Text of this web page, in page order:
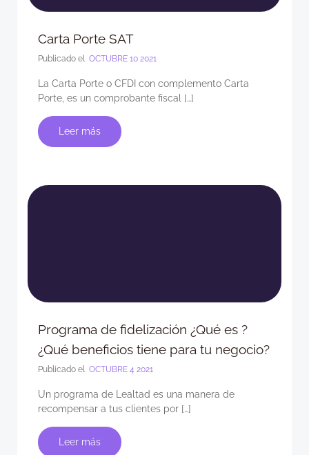
Carta Porte SAT
Publicado el OCTUBRE 10 2021
La Carta Porte o CFDI con complemento Carta
Porte, es un comprobante fiscal […]
Leer más
Programa de fidelización ¿Qué es ?
¿Qué beneficios tiene para tu negocio?
Publicado el OCTUBRE 4 2021
Un programa de Lealtad es una manera de
recompensar a tus clientes por […]
Leer más